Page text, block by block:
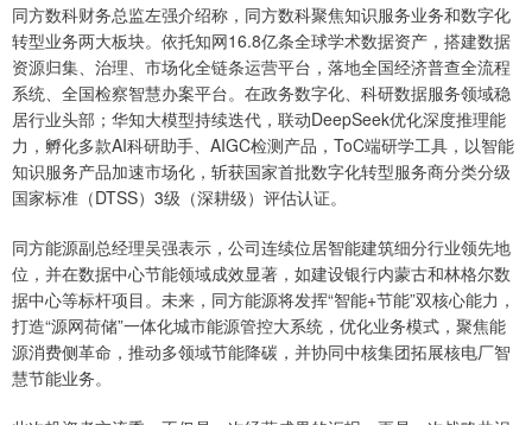
同方数科财务总监左强介绍称，同方数科聚焦知识服务业务和数字化
转型业务两大板块。依托知网16.8亿条全球学术数据资产，搭建数据
资源归集、治理、市场化全链条运营平台，落地全国经济普查全流程
系统、全国检察智慧办案平台。在政务数字化、科研数据服务领域稳
居行业头部；华知大模型持续迭代，联动DeepSeek优化深度推理能
力，孵化多款AI科研助手、AIGC检测产品，ToC端研学工具，以智能
知识服务产品加速市场化，斩获国家首批数字化转型服务商分类分级
国家标准（DTSS）3级（深耕级）评估认证。
同方能源副总经理吴强表示，公司连续位居智能建筑细分行业领先地
位，并在数据中心节能领域成效显著，如建设银行内蒙古和林格尔数
据中心等标杆项目。未来，同方能源将发挥“智能+节能”双核心能力，
打造“源网荷储”一体化城市能源管控大系统，优化业务模式，聚焦能
源消费侧革命，推动多领域节能降碳，并协同中核集团拓展核电厂智
慧节能业务。